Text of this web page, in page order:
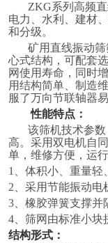
单、易维修、全封闭
筛分出7种不同粒度
数筛孔尺寸mm进料
(Hz)双振幅(mm)筛面
1005.5×22345166-
50≤20010-
1505.5×24900166-
50≤20010-
2007.5×25336168-
ZKG系列高频
电力、水利、建材
和分级。
矿用直线振动
心式结构，可配套
网使用寿命，同时
用结构简单、制造
服了万向节联轴器
性能特点：
该筛机技术参
高。采用双电机自
单，维修方便，运
1
、体积小、重量
2 、采用节能振动
3 、橡胶弹簧支撑
4 、筛网由标准小块
结构形式：